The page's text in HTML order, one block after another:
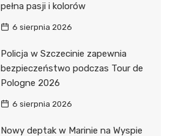
pełna pasji i kolorów
6 sierpnia 2026
Policja w Szczecinie zapewnia
bezpieczeństwo podczas Tour de
Pologne 2026
6 sierpnia 2026
Nowy deptak w Marinie na Wyspie